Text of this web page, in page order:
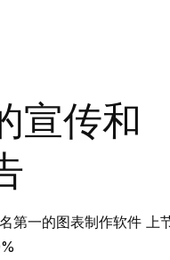
宣传和
第一的图表制作软件 上